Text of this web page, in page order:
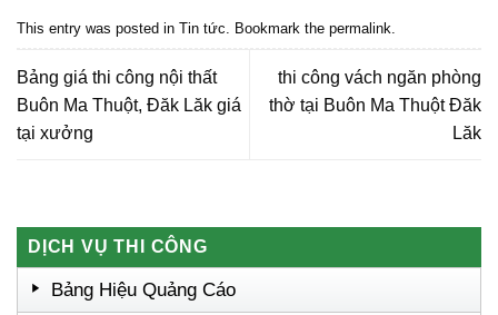
This entry was posted in Tin tức . Bookmark the permalink
Bảng giá thi công nội thất
Buôn Ma Thuột, Đăk Lăk giá
tại xưởng
thi công vách ngăn phòng
thờ tại Buôn Ma Thuột Đăk
Lăk
DỊCH VỤ THI CÔNG
Bảng Hiệu Quảng Cáo